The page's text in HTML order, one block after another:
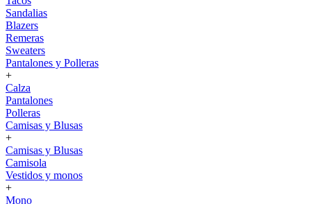
Sandalias
Blazers
Remeras
Sweaters
Pantalones y Polleras
+
Calza
Pantalones
Polleras
Camisas y Blusas
+
Camisas y Blusas
Camisola
Vestidos y monos
+
Mono